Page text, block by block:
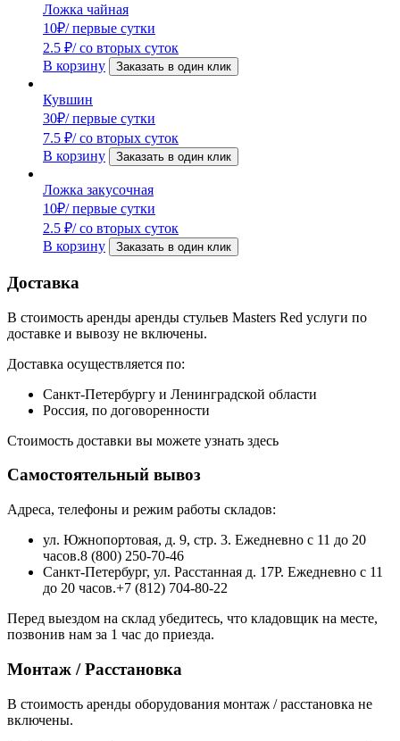
Ложка чайная
10₽/ первые сутки
2.5 ₽/ со вторых суток
В корзину
Заказать в один клик
Кувшин
30₽/ первые сутки
7.5 ₽/ со вторых суток
В корзину
Заказать в один клик
Ложка закусочная
10₽/ первые сутки
2.5 ₽/ со вторых суток
В корзину
Заказать в один клик
Доставка
В стоимость аренды аренды стульев Masters Red услуги по
доставке и вывозу не включены.
Доставка осуществляется по:
Санкт-Петербургу и Ленинградской области
Россия, по договоренности
Стоимость доставки вы можете узнать здесь
Самостоятельный вывоз
Адреса, телефоны и режим работы складов:
ул. Южнопортовая, д. 9, стр. 3. Ежедневно с 11 до 20
часов.8 (800) 250-70-46
Санкт-Петербург, ул. Расстанная д. 17Р. Ежедневно с 11
до 20 часов.+7 (812) 704-80-22
Перед выездом на склад убедитесь, что кладовщик на месте,
позвонив нам за 1 час до приезда.
Монтаж / Расстановка
В стоимость аренды оборудования монтаж / расстановка не
включены.